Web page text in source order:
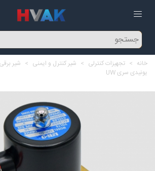
خانه > تجهیزات کنترلی > شیر کنترل و ایمنی > شیر برقی
یونیدی سری UW